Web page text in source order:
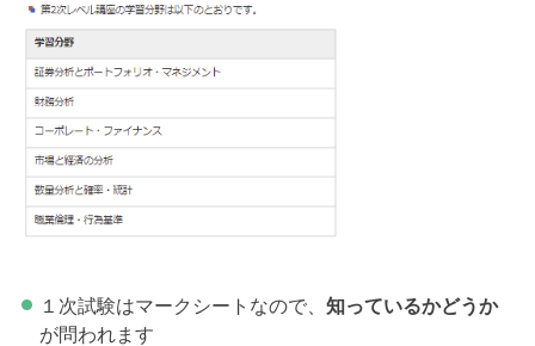
１次試験はマークシートなので、 知っているかどうか
が問われます